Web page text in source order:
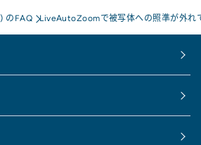
のFAQ LiveAutoZoomで被写体への照準が外れ